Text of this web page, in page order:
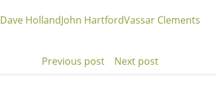
Dave HollandJohn HartfordVassar Clements
Post
Previous post
Post
Next post